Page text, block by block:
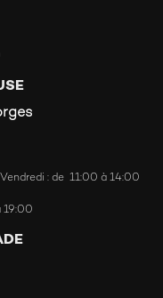
: de 11:00 à 14:00
19:00